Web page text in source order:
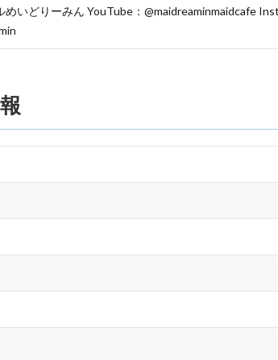
めいどりーみん YouTube：@maidreaminmaidcafe